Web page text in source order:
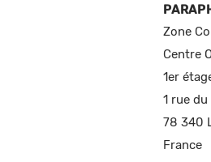
Zone
Centre
1er
1 rue
78 340
France